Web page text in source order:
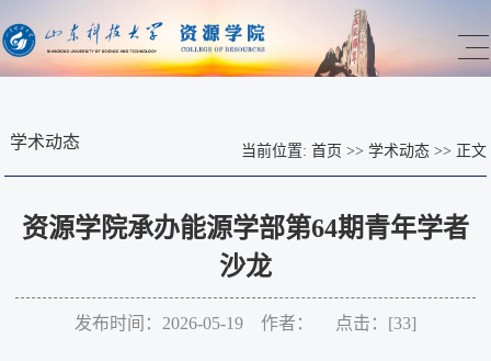
学术动态 当前位置: 首页 >> 学术动态>> 正文
资源学院承办能源学部第64期青年学者
沙龙
发布时间：2026-05-19 作者： 点击：[33]